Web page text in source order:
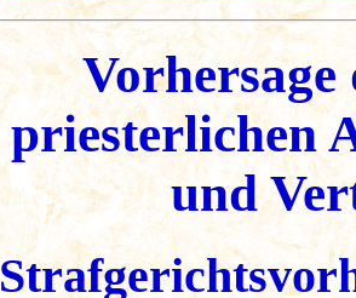
Vorhersage
priesterlichen
und